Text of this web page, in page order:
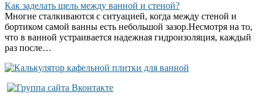
Как заделать щель между ванной и стеной?
Многие сталкиваются с ситуацией, когда между стеной и
бортиком самой ванны есть небольшой зазор.Несмотря на то,
что в ванной устраивается надежная гидроизоляция, каждый
раз после…